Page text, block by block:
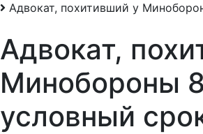
Адвокат, похитивший у
Адвокат,
Минобороны
условный